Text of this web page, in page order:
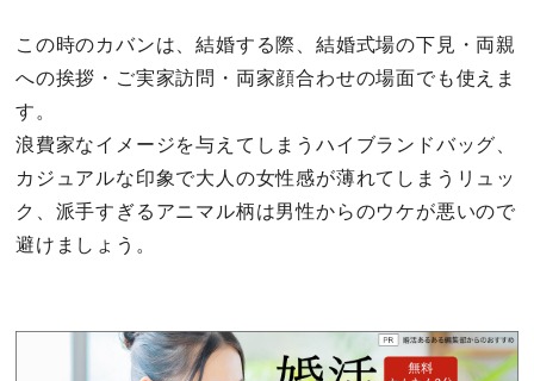
この時のカバンは、結婚する際、結婚式場の下見・両親
への挨拶・ご実家訪問・両家顔合わせの場面でも使えま
す。
浪費家なイメージを与えてしまうハイブランドバッグ、
カジュアルな印象で大人の女性感が薄れてしまうリュッ
ク、派手すぎるアニマル柄は男性からのウケが悪いので
避けましょう。